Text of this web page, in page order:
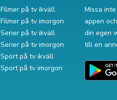
Filmer på tv ikväll
Filmer på tv imorgon
Serier på tv ikväll
Serier på tv imorgon
Sport på tv ikväll
Sport på tv imorgon
Missa
appen
din egen
till en